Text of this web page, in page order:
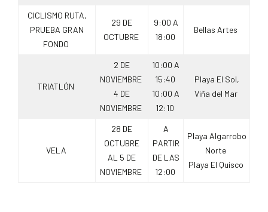
CICLISMO RUTA,
PRUEBA GRAN
FONDO
29 DE
OCTUBRE
9:00 A
18:00
Bellas Artes
TRIATLÓN
2 DE
NOVIEMBRE
4 DE
NOVIEMBRE
10:00 A
15:40
10:00 A
12:10
Playa El Sol,
Viña del Mar
VELA
28 DE
OCTUBRE
AL 5 DE
NOVIEMBRE
A
PARTIR
DE LAS
12:00
Playa Algarrobo
Norte
Playa El Quisco